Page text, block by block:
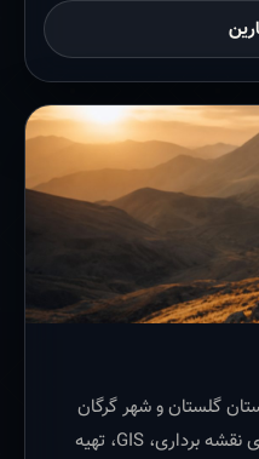
آسیا از سال ۱۳۸۹ در استان گلستان و شهر گرگان
فعالیت خود را آغاز کرده و در حوزه های نقشه برداری، GIS، تهیه